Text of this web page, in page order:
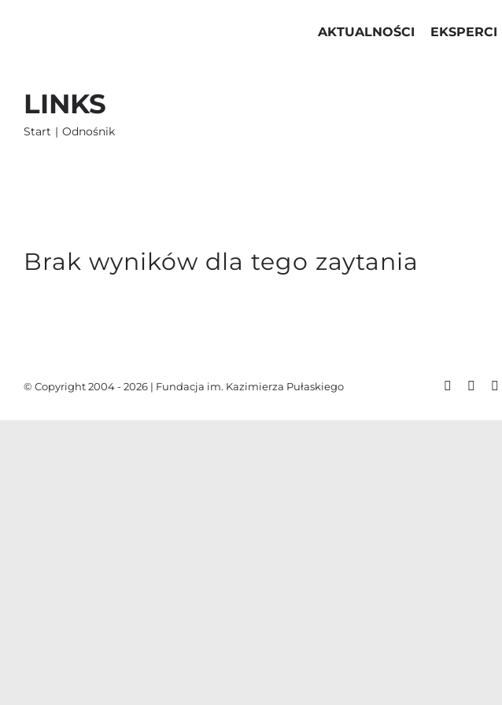
AKTUALNOŚCI EKSPERCI
LINKS
Start Odnośnik
Brak wyników dla tego zaytania
© Copyright 2004 - 2026 | Fundacja im. Kazimierza Pułaskiego